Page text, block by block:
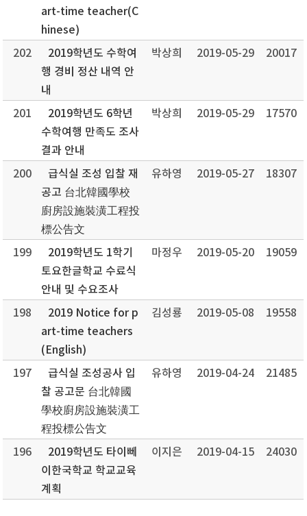
art-time teacher(C
hinese)
202
2019학년도 수학여
행 경비 정산 내역 안
내
박상희 2019-05-29 20017
201
2019학년도 6학년
수학여행 만족도 조사
결과 안내
박상희 2019-05-29 17570
200
급식실 조성 입찰 재
공고 台北韓國學校
廚房設施裝潢工程投
標公告文
유하영 2019-05-27 18307
199
2019학년도 1학기
토요한글학교 수료식
안내 및 수요조사
마정우 2019-05-20 19059
198
2019 Notice for p
art-time teachers
(English)
김성룡 2019-05-08 19558
197
급식실 조성공사 입
찰 공고문 台北韓國
學校廚房設施裝潢工
程投標公告文
유하영 2019-04-24 21485
196
2019학년도 타이뻬
이한국학교 학교교육
계획
이지은 2019-04-15 24030